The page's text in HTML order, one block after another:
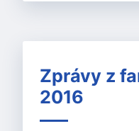
Zprávy z
2016